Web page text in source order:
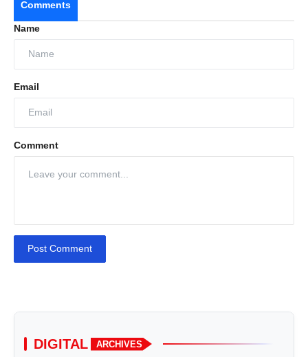
Comments
Name
Email
Comment
Post Comment
DIGITAL ARCHIVES